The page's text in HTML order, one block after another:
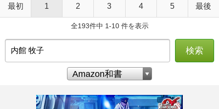
最初 1 2 3 4 5 最後
全193件中 1-10 件を表示
検索